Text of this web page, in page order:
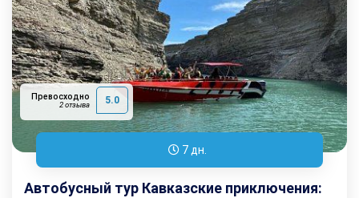
Превосходно
2 отзыва 5.0
7 дн.
Автобусный тур Кавказские приключения: